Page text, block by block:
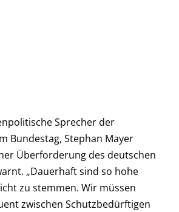
Sprecher der
Bundestag, Stephan Mayer
Überforderung des deutschen
„Dauerhaft sind so hohe
zu stemmen. Wir müssen
zwischen Schutzbedürftigen